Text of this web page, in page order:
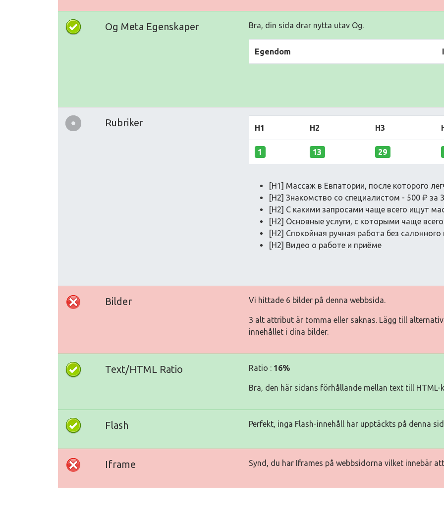
Og Meta Egenskaper Bra, din sida drar nytta utav Og.
Egendom
Rubriker H1 H2 H3
1 13 29
[H1] Массаж в Евпатории, после которого
[H2] Знакомство со специалистом - 500 ₽ за
[H2] С какими запросами чаще всего ищут
[H2] Основные услуги, с которыми чаще
[H2] Спокойная ручная работа без салонного
[H2] Видео о работе и приёме
Bilder Vi hittade 6 bilder på denna webbsida.
3 alt attribut är tomma eller saknas. Lägg till
innehållet i dina bilder.
Text/HTML Ratio Ratio : 16%
Bra, den här sidans förhållande mellan text till
Flash Perfekt, inga Flash-innehåll har upptäckts på denna
Iframe Synd, du har Iframes på webbsidorna vilket innebär